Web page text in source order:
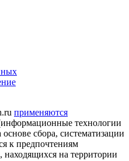
применяются
технологии
сбора, систематизации
к предпочтениям
находящихся на территории